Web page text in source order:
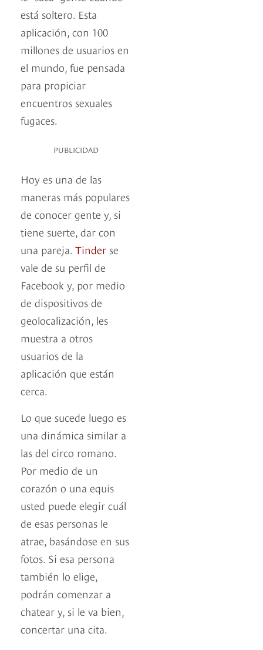
está soltero. Esta
aplicación, con 100
millones de usuarios en
el mundo, fue pensada
para propiciar
encuentros sexuales
fugaces.
PUBLICIDAD
Hoy es una de las
maneras más populares
de conocer gente y, si
tiene suerte, dar con
una pareja. Tinder se
vale de su perfil de
Facebook y, por medio
de dispositivos de
geolocalización, les
muestra a otros
usuarios de la
aplicación que están
cerca.
Lo que sucede luego es
una dinámica similar a
las del circo romano.
Por medio de un
corazón o una equis
usted puede elegir cuál
de esas personas le
atrae, basándose en sus
fotos. Si esa persona
también lo elige,
podrán comenzar a
chatear y, si le va bien,
concertar una cita.